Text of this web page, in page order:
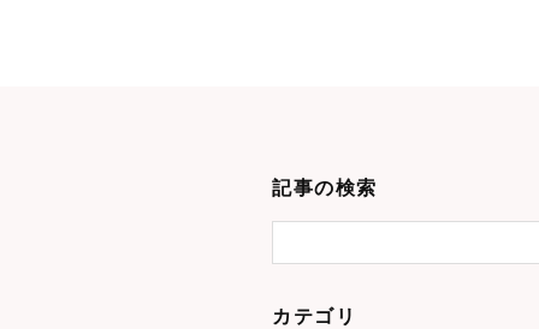
記事の検索
カテゴリ